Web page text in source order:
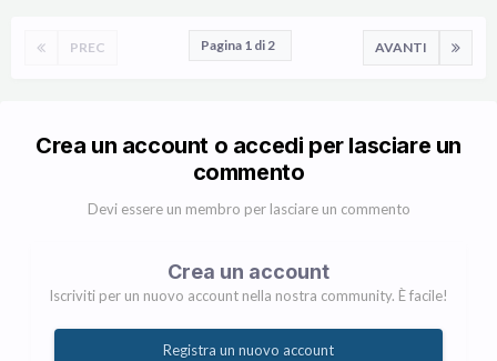
PREC AVANTI
Pagina 1 di 2
Crea un account o accedi per lasciare un
commento
Devi essere un membro per lasciare un commento
Crea un account
Iscriviti per un nuovo account nella nostra community. È facile!
Registra un nuovo account